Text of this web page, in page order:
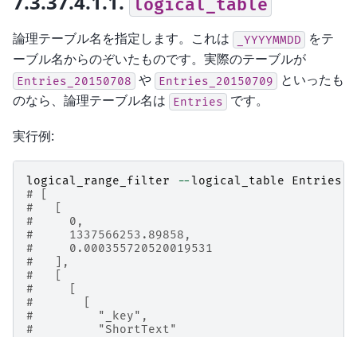
logical_table
論理テーブル名を指定します。これは _YYYYMMDD
をテ
ーブル名からのぞいたものです。実際のテーブルが
Entries_20150708 や Entries_20150709
といったも
のなら、論理テーブル名は
Entries です。
実行例:
logical_range_filter --logical_table Entries
# [
#   [
#     0,
#     1337566253.89858,
#     0.000355720520019531
#   ],
#   [
#     [
#       [
#         "_key",
#         "ShortText"